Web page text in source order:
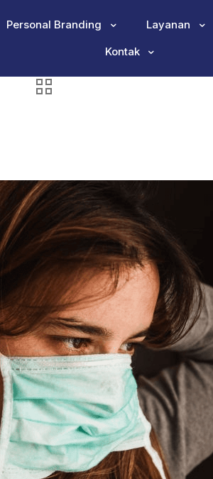
Personal Branding Layanan
Kontak